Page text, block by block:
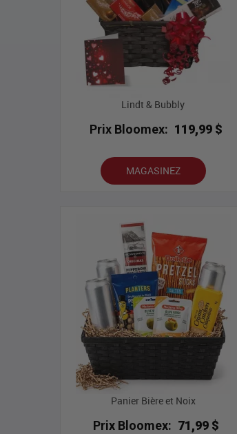
Lindt & Bubbly
Prix Bloomex: 119,99 $
MAGASINEZ
Panier Bière et Noix
Prix Bloomex: 71,99 $